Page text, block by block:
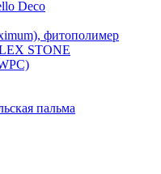
Deco
фитополимер
STONE
пальма